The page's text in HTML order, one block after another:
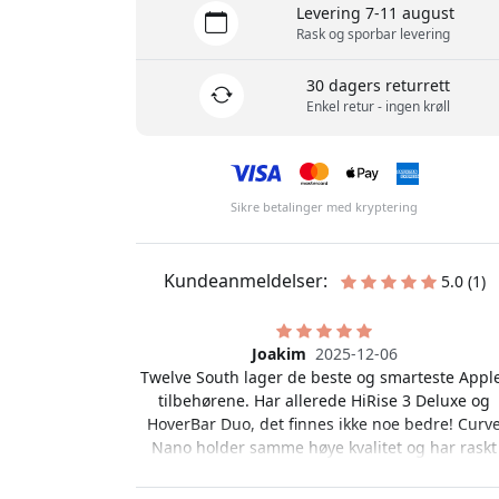
Levering 7-11 august
Rask og sporbar levering
30 dagers returrett
Enkel retur - ingen krøll
Sikre betalinger med kryptering
Kundeanmeldelser: 5.0 (1)
Joakim 2025-12-06
Twelve South lager de beste og smarteste
tilbehørene. Har allerede HiRise 3 Deluxe og
HoverBar Duo, det finnes ikke noe bedre!
Nano holder samme høye kvalitet og har raskt
iPhonen min på bordet ved siden av